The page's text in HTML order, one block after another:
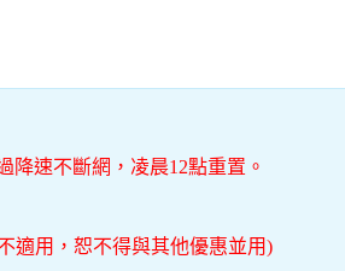
降速不斷網，凌晨12點重置 。
適用，恕不得與其他優惠並用)